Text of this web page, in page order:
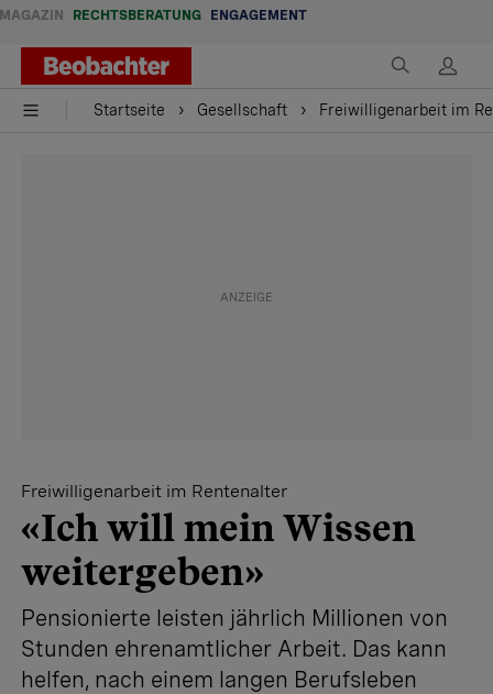
MAGAZIN RECHTSBERATUNG ENGAGEMENT
Startseite Gesellschaft Freiwilligenarbeit im
Freiwilligenarbeit im Rentenalter
«Ich will mein Wissen
weitergeben»
Pensionierte leisten jährlich Millionen von
Stunden ehrenamtlicher Arbeit. Das kann
helfen, nach einem langen Berufsleben